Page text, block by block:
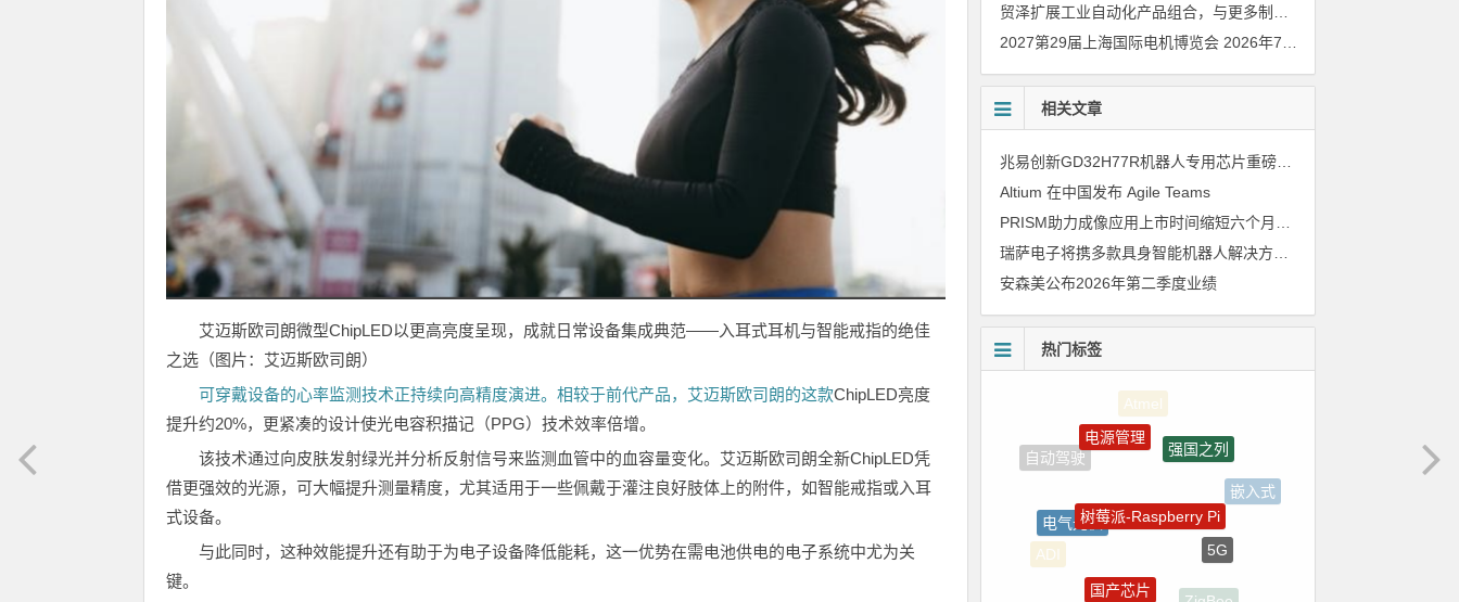
艾迈斯欧司朗微型ChipLED以更高亮度呈现，成就日常设备集成典范——入耳式耳机与智能戒指的绝佳
之选（图片：艾迈斯欧司朗）
可穿戴设备的心率监测技术正持续向高精度演进。相较于前代产品，艾迈斯欧司朗的这款ChipLED亮度
提升约20%，更紧凑的设计使光电容积描记（PPG）技术效率倍增。
该技术通过向皮肤发射绿光并分析反射信号来监测血管中的血容量变化。艾迈斯欧司朗全新ChipLED凭
借更强效的光源，可大幅提升测量精度，尤其适用于一些佩戴于灌注良好肢体上的附件，如智能戒指或入耳
式设备。
与此同时，这种效能提升还有助于为电子设备降低能耗，这一优势在需电池供电的电子系统中尤为关
键。
2027第29届上海国际电机博览会 2026年7月30日
相关文章
兆易创新GD32H77R机器人专用芯片重磅亮相，精准赋能伺服驱动与关节控制
Altium 在中国发布 Agile Teams
安森美公布2026年第二季度业绩
热门标签
电源管理
嵌入式
ADI
树莓派-Raspberry Pi
5G
ZigBee